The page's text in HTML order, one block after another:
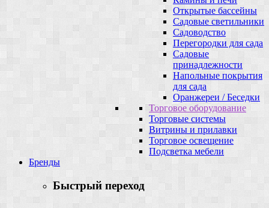
Открытые бассейны
Садовые светильники
Садоводство
Перегородки для сада
Садовые
принадлежности
Напольные покрытия
для сада
Оранжереи / Беседки
Торговое оборудование
Торговые системы
Витрины и прилавки
Торговое освещение
Подсветка мебели
Бренды
Быстрый переход